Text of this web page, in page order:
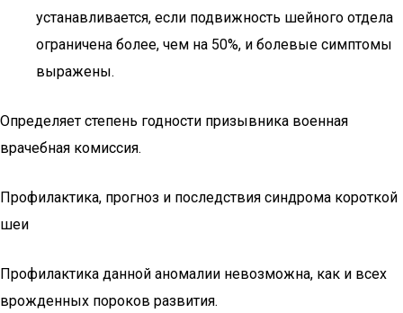
устанавливается, если подвижность шейного отдела
ограничена более, чем на 50%, и болевые симптомы
выражены.
Определяет степень годности призывника военная
врачебная комиссия.
Профилактика, прогноз и последствия синдрома короткой
шеи
Профилактика данной аномалии невозможна, как и всех
врожденных пороков развития.